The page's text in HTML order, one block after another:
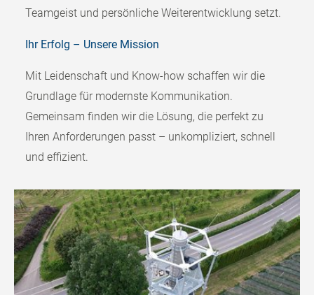
Teamgeist und persönliche Weiterentwicklung setzt.
Ihr Erfolg – Unsere Mission
Mit Leidenschaft und Know-how schaffen wir die
Grundlage für modernste Kommunikation.
Gemeinsam finden wir die Lösung, die perfekt zu
Ihren Anforderungen passt – unkompliziert, schnell
und effizient.